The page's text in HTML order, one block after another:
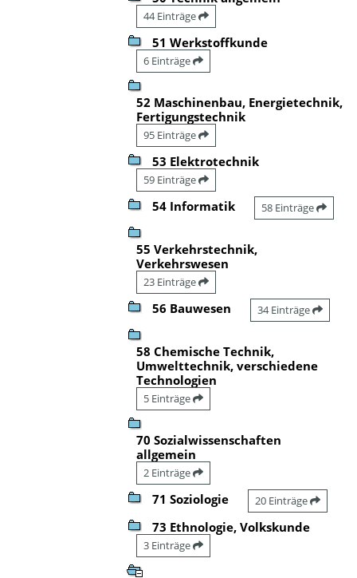
44 Einträge
51 Werkstoffkunde
6 Einträge
52 Maschinenbau, Energietechnik,
Fertigungstechnik
95 Einträge
53 Elektrotechnik
59 Einträge
54 Informatik 58 Einträge
55 Verkehrstechnik,
Verkehrswesen
23 Einträge
56 Bauwesen 34 Einträge
58 Chemische Technik,
Umwelttechnik, verschiedene
Technologien
5 Einträge
70 Sozialwissenschaften
allgemein
2 Einträge
71 Soziologie 20 Einträge
73 Ethnologie, Volkskunde
3 Einträge